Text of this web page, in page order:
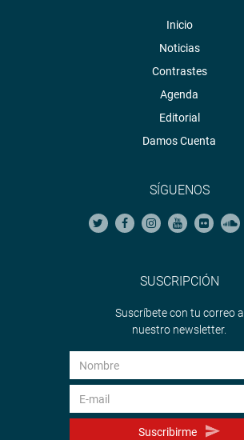
Inicio
Noticias
Contrastes
Agenda
Editorial
Damos Cuenta
SÍGUENOS
SUSCRIPCIÓN
Suscríbete con tu correo a
nuestro newsletter.
Suscribirme